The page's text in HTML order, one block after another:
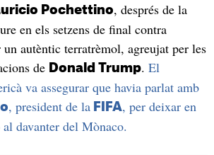
Pochettino, després de la
en els setzens de final contra
autèntic terratrèmol, agreujat per les
de Donald Trump. El
va assegurar que havia parlat amb
, president de laFIFA, per deixar en
davanter del Mònaco.